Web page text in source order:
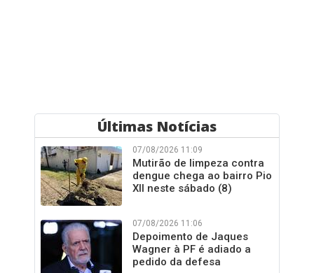
Últimas Notícias
07/08/2026 11:09
Mutirão de limpeza contra
dengue chega ao bairro Pio
XII neste sábado (8)
07/08/2026 11:06
Depoimento de Jaques
Wagner à PF é adiado a
pedido da defesa